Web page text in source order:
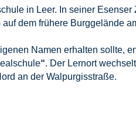
in Leer. In seiner Esenser
dem frühere Burggelände
Namen erhalten sollte,
“. Der Lernort
an der Walpurgisstraße.